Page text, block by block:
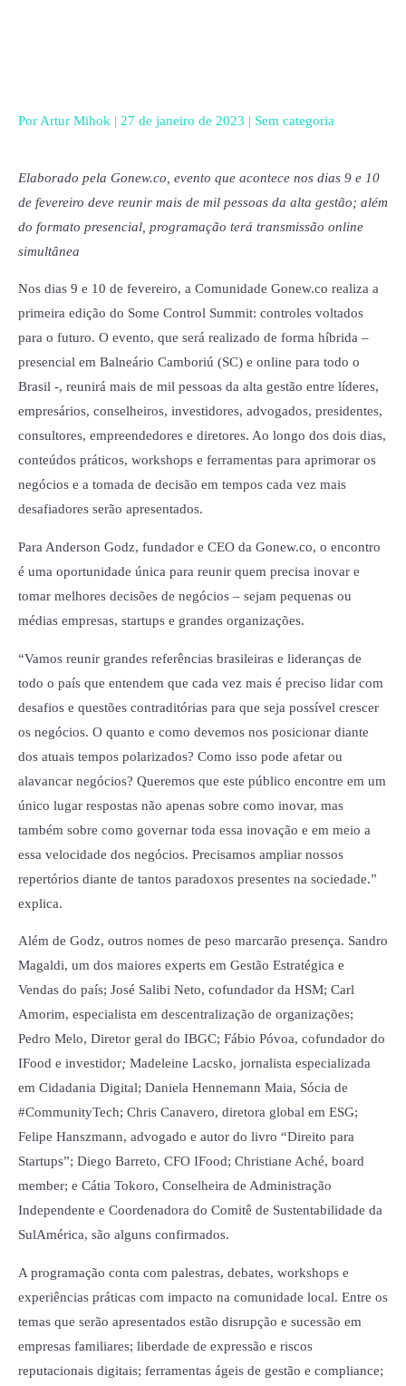
Por Artur Mihok | 27 de janeiro de 2023 | Sem categoria
Elaborado pela Gonew.co, evento que acontece nos dias 9 e 10
de fevereiro deve reunir mais de mil pessoas da alta gestão; além
do formato presencial, programação terá transmissão online
simultânea
Nos dias 9 e 10 de fevereiro, a Comunidade Gonew.co realiza a
primeira edição do Some Control Summit: controles voltados
para o futuro. O evento, que será realizado de forma híbrida –
presencial em Balneário Camboriú (SC) e online para todo o
Brasil -, reunirá mais de mil pessoas da alta gestão entre líderes,
empresários, conselheiros, investidores, advogados, presidentes,
consultores, empreendedores e diretores. Ao longo dos dois dias,
conteúdos práticos, workshops e ferramentas para aprimorar os
negócios e a tomada de decisão em tempos cada vez mais
desafiadores serão apresentados.
Para Anderson Godz, fundador e CEO da Gonew.co, o encontro
é uma oportunidade única para reunir quem precisa inovar e
tomar melhores decisões de negócios – sejam pequenas ou
médias empresas, startups e grandes organizações.
“Vamos reunir grandes referências brasileiras e lideranças de
todo o país que entendem que cada vez mais é preciso lidar com
desafios e questões contraditórias para que seja possível crescer
os negócios. O quanto e como devemos nos posicionar diante
dos atuais tempos polarizados? Como isso pode afetar ou
alavancar negócios? Queremos que este público encontre em um
único lugar respostas não apenas sobre como inovar, mas
também sobre como governar toda essa inovação e em meio a
essa velocidade dos negócios. Precisamos ampliar nossos
repertórios diante de tantos paradoxos presentes na sociedade.”
explica.
Além de Godz, outros nomes de peso marcarão presença. Sandro
Magaldi, um dos maiores experts em Gestão Estratégica e
Vendas do país; José Salibi Neto, cofundador da HSM; Carl
Amorim, especialista em descentralização de organizações;
Pedro Melo, Diretor geral do IBGC; Fábio Póvoa, cofundador do
IFood e investidor; Madeleine Lacsko, jornalista especializada
em Cidadania Digital; Daniela Hennemann Maia, Sócia de
#CommunityTech; Chris Canavero, diretora global em ESG;
Felipe Hanszmann, advogado e autor do livro “Direito para
Startups”; Diego Barreto, CFO IFood; Christiane Aché, board
member; e Cátia Tokoro, Conselheira de Administração
Independente e Coordenadora do Comitê de Sustentabilidade da
SulAmérica, são alguns confirmados.
A programação conta com palestras, debates, workshops e
experiências práticas com impacto na comunidade local. Entre os
temas que serão apresentados estão disrupção e sucessão em
empresas familiares; liberdade de expressão e riscos
reputacionais digitais; ferramentas ágeis de gestão e compliance;